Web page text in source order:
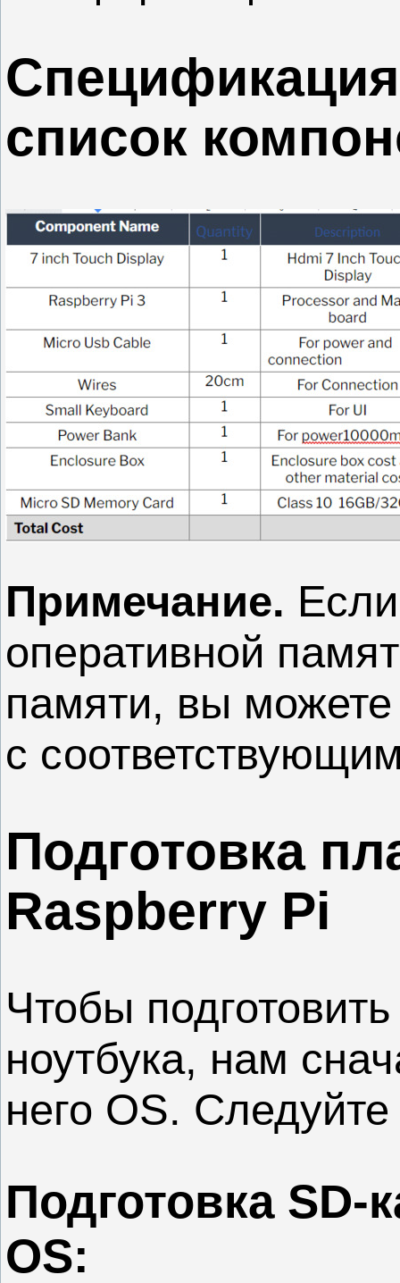
список
Примечание.
оперативной
памяти, вы
с
Подготовка
Raspberry Pi
Чтобы
ноутбука, нам
него OS.
Подготовка SD-
OS: